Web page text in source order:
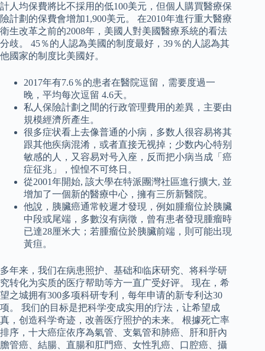
計人均保費將比不採用的低100美元，但個人購買醫療保
險計劃的保費會增加1,900美元。 在2010年進行重大醫療
衛生改革之前的2008年，美國人對美國醫療系統的看法
分歧。 45％的人認為美國的制度最好，39％的人認為其
他國家的制度比美國好。
2017年有7.6％的患者在醫院逗留，需要度過一
晚，平均每次逗留 4.6天。
私人保險計劃之間的行政管理費用的差異，主要由
規模經濟所產生。
很多症状看上去像普通的小病，多数人很容易将其
跟其他疾病混淆，或者直接无视掉；少数内心特别
敏感的人，又容易对号入座，反而把小病当成「癌
症征兆」，惶惶不可终日。
從2001年開始, 該大學在特派團灣社區進行擴大, 並
增加了一個新的醫療中心，擁有三所新醫院。
他說，胰臟癌通常較遲才發現，例如腫瘤位於胰臟
中段或尾端，多數沒有病徵，曾有患者發現腫瘤時
已達28厘米大；若腫瘤位於胰臟前端，則可能出現
黃疸。
多年来，我们在病患照护、基础和临床研究、将科学研
究转化为实质的医疗帮助等方一直广受好评。 现在，希
望之城拥有300多项科研专利，每年申请的新专利达30
项。 我们的目标是把科学变成实用的疗法，让希望成
真，创造科学奇迹，改善医疗照护的未来。 根據死亡率
排序，十大癌症依序為氣管、支氣管和肺癌、肝和肝內
膽管癌、結腸、直腸和肛門癌、女性乳癌、口腔癌、攝